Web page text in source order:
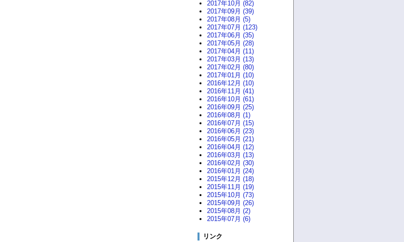
2017年10月 (82)
2017年09月 (39)
2017年08月 (5)
2017年07月 (123)
2017年06月 (35)
2017年05月 (28)
2017年04月 (11)
2017年03月 (13)
2017年02月 (80)
2017年01月 (10)
2016年12月 (10)
2016年11月 (41)
2016年10月 (61)
2016年09月 (25)
2016年08月 (1)
2016年07月 (15)
2016年06月 (23)
2016年05月 (21)
2016年04月 (12)
2016年03月 (13)
2016年02月 (30)
2016年01月 (24)
2015年12月 (18)
2015年11月 (19)
2015年10月 (73)
2015年09月 (26)
2015年08月 (2)
2015年07月 (6)
リンク